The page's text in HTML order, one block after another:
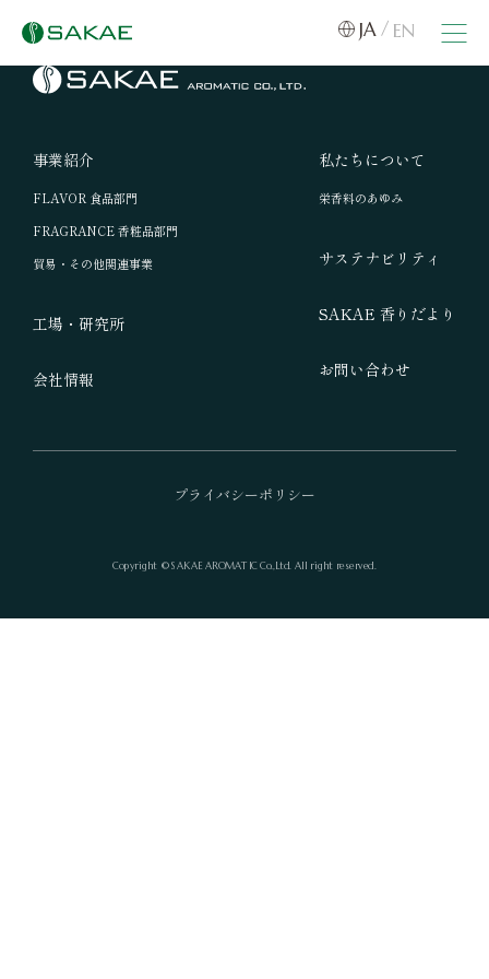
事業紹介
FLAVOR 食品部門
FRAGRANCE 香粧品部門
貿易・その他関連事業
工場・研究所
会社情報
私たちについて
栄香料のあゆみ
サステナビリティ
SAKAE 香りだより
お問い合わせ
プライバシーポリシー
Copyright © SAKAE AROMATIC Co.,Ltd. All right reserved.
EN
JA